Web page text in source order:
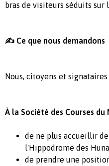
bras de visiteurs séduits sur
✍️ Ce que nous demandons
Nous, citoyens et
À la Société des Courses du
de ne plus accueillir de
l'Hippodrome des
de prendre une